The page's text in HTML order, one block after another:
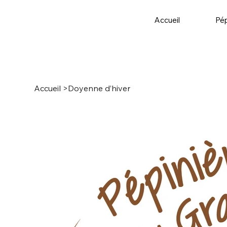
Accueil
Accueil >Doyenne d’hiver